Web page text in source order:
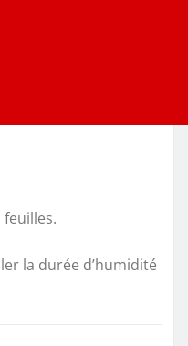
la durée d’humidité